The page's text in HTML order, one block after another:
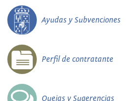
Ayudas y Subvenciones
Perfil de contratante
Quejas y Sugerencias